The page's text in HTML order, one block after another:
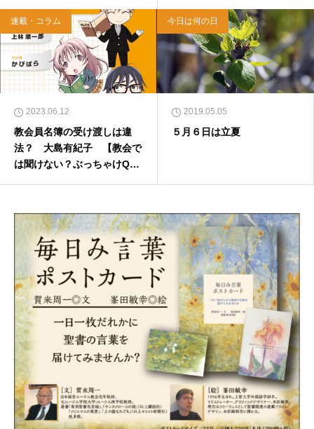
連載・コラム
2023.06.12
教会員名簿の受け渡しは違
法？ 大島有紀子 【教会で
は聞けない？ぶっちゃけQ&
今日は何の日
2019.05.05
５月６日は立夏